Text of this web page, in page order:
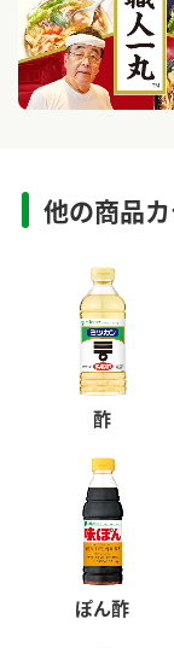
他の商品
酢
ぽん酢